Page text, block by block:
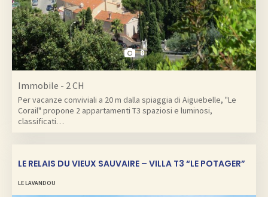
8
Immobile - 2 CH
Per vacanze conviviali a 20 m dalla spiaggia di Aiguebelle, "Le
Corail" propone 2 appartamenti T3 spaziosi e luminosi,
classificati…
LE RELAIS DU VIEUX SAUVAIRE – VILLA T3 “LE POTAGER”
LE LAVANDOU